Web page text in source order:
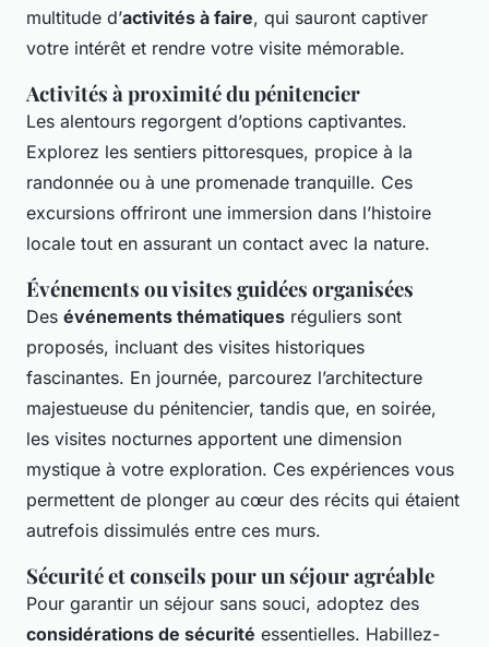
multitude d’activités à faire, qui sauront captiver
votre intérêt et rendre votre visite mémorable.
Activités à proximité du pénitencier
Les alentours regorgent d’options captivantes.
Explorez les sentiers pittoresques, propice à la
randonnée ou à une promenade tranquille. Ces
excursions offriront une immersion dans l’histoire
locale tout en assurant un contact avec la nature.
Événements ou visites guidées organisées
Des événements thématiques réguliers sont
proposés, incluant des visites historiques
fascinantes. En journée, parcourez l’architecture
majestueuse du pénitencier, tandis que, en soirée,
les visites nocturnes apportent une dimension
mystique à votre exploration. Ces expériences vous
permettent de plonger au cœur des récits qui étaient
autrefois dissimulés entre ces murs.
Sécurité et conseils pour un séjour agréable
Pour garantir un séjour sans souci, adoptez des
considérations de sécurité essentielles. Habillez-